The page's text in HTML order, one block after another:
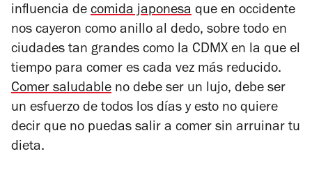
influencia de comida japonesa que en occidente
nos cayeron como anillo al dedo, sobre todo en
ciudades tan grandes como la CDMX en la que el
tiempo para comer es cada vez más reducido.
Comer saludable no debe ser un lujo, debe ser
un esfuerzo de todos los días y esto no quiere
decir que no puedas salir a comer sin arruinar tu
dieta.